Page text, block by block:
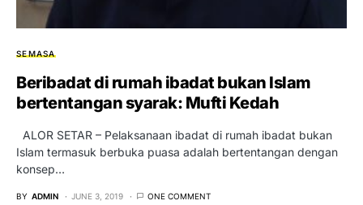
SEMASA
Beribadat di rumah ibadat bukan Islam
bertentangan syarak: Mufti Kedah
ALOR SETAR – Pelaksanaan ibadat di rumah ibadat bukan
Islam termasuk berbuka puasa adalah bertentangan dengan
konsep…
BY ADMIN JUNE 3, 2019 ONE COMMENT